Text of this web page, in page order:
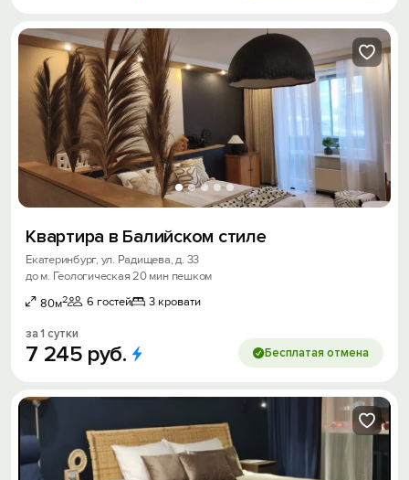
Квартира в Балийском стиле
Екатеринбург, ул. Радищева, д. 33
до м. Геологическая 20 мин пешком
80м2 6 гостей 3 кровати
за 1 сутки
7 245 руб. Бесплатая отмена